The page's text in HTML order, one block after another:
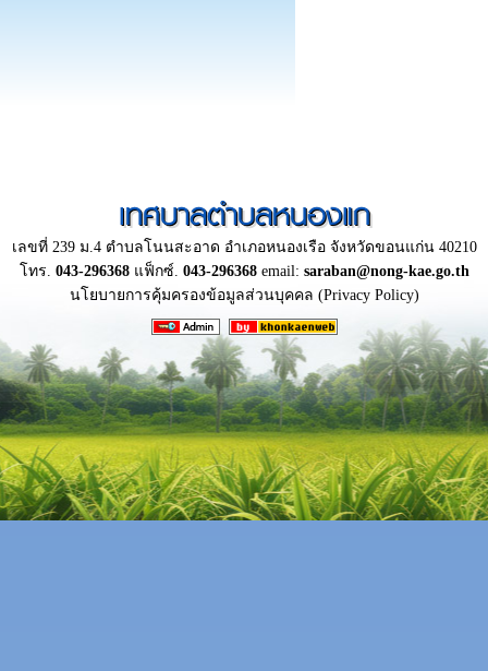
เทศบาลตำบลหนองแก
เลขที่ 239 ม.4 ตำบลโนนสะอาด อำเภอหนองเรือ จังหวัดขอนแก่น 40210
โทร. 043-296368แฟ็กซ์. 043-296368email: saraban@nong-kae.go.th
นโยบายการคุ้มครองข้อมูลส่วนบุคคล (Privacy Policy)